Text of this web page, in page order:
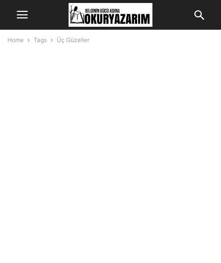
Home Tags Üç Güzeller